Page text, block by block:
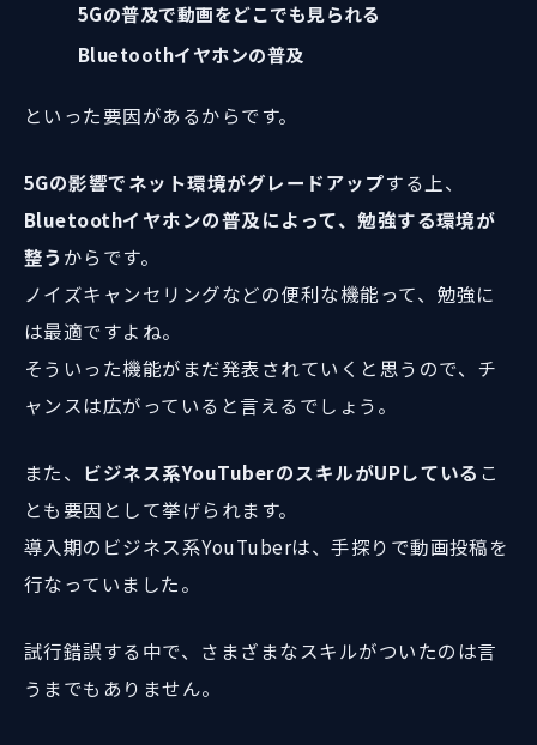
5Gの普及で動画をどこでも見られる
Bluetoothイヤホンの普及
といった要因があるからです。
5Gの影響でネット環境がグレードアップする上、
Bluetoothイヤホンの普及によって、勉強する環境が
整う からです。
ノイズキャンセリングなどの便利な機能って、勉強に
は最適ですよね。
そういった機能がまだ発表されていくと思うので、チ
ャンスは広がっていると言えるでしょう。
また、 ビジネス系YouTuberのスキルがUPしている こ
とも要因として挙げられます。
導入期のビジネス系YouTuberは、手探りで動画投稿を
行なっていました。
試行錯誤する中で、さまざまなスキルがついたのは言
うまでもありません。